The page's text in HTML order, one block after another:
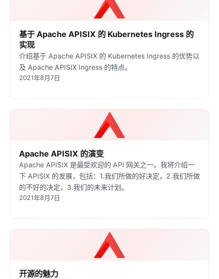
基于 Apache APISIX 的 Kubernetes Ingress 的
实现
介绍基于 Apache APISIX 的 Kubernetes Ingress 的优势以
及 Apache APISIX Ingress 的特点。
2021年8月7日
Apache APISIX 的演变
Apache APISIX 是最受欢迎的 API 网关之一。我将介绍一
下 APISIX 的发展，包括：1.我们所做的好决定，2.我们所做
的不好的决定，3.我们的未来计划。
2021年8月7日
开源的魅力